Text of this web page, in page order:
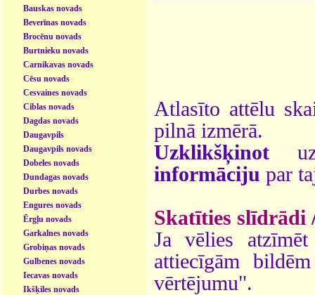
Bauskas novads
Beverīnas novads
Brocēnu novads
Burtnieku novads
Carnikavas novads
Cēsu novads
Cesvaines novads
Ciblas novads
Dagdas novads
Daugavpils
Daugavpils novads
Dobeles novads
Dundagas novads
Durbes novads
Engures novads
Ērgļu novads
Garkalnes novads
Grobiņas novads
Gulbenes novads
Iecavas novads
Ikšķiles novads
Atlasīto attēlu
pilnā izmērā.
Uzklikšķinot
informāciju par
Skatīties slīdrādi
Ja vēlies
attiecīgām
vērtējumu".